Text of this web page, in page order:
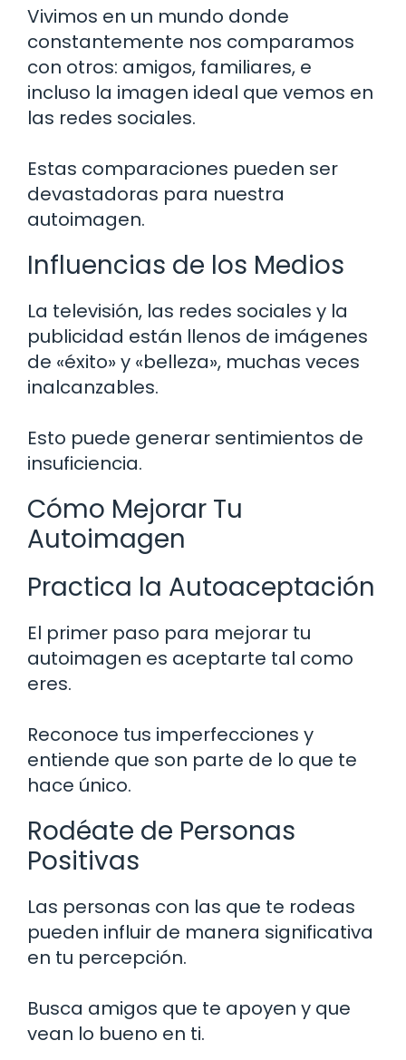
Vivimos en un mundo donde
constantemente nos comparamos
con otros: amigos, familiares, e
incluso la imagen ideal que vemos en
las redes sociales.
Estas comparaciones pueden ser
devastadoras para nuestra
autoimagen.
Influencias de los Medios
La televisión, las redes sociales y la
publicidad están llenos de imágenes
de «éxito» y «belleza», muchas veces
inalcanzables.
Esto puede generar sentimientos de
insuficiencia.
Cómo Mejorar Tu
Autoimagen
Practica la Autoaceptación
El primer paso para mejorar tu
autoimagen es aceptarte tal como
eres.
Reconoce tus imperfecciones y
entiende que son parte de lo que te
hace único.
Rodéate de Personas
Positivas
Las personas con las que te rodeas
pueden influir de manera significativa
en tu percepción.
Busca amigos que te apoyen y que
vean lo bueno en ti.